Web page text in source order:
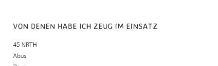
VON DENEN HABE ICH ZEUG IM EINSATZ
45 NRTH
Abus